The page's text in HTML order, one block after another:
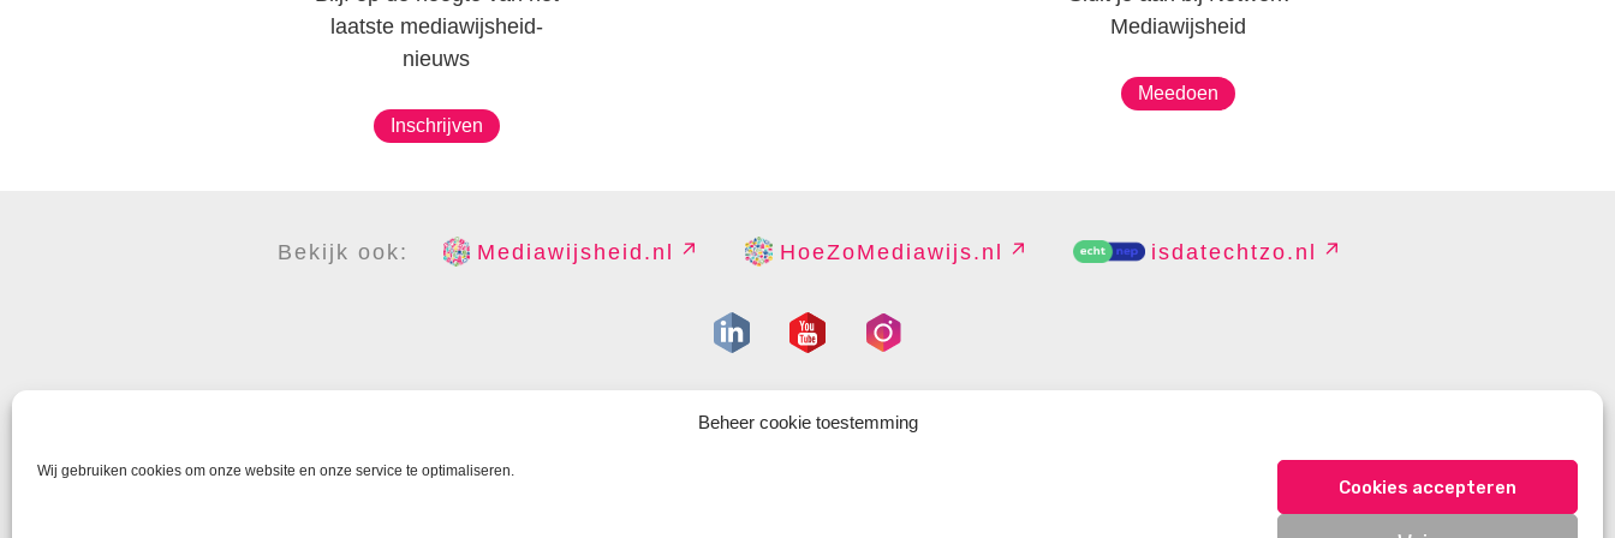
Beheer cookie toestemming
Wij gebruiken cookies om onze website en onze service te optimaliseren.
Cookies accepteren
laatste mediawijsheid-
nieuws
Inschrijven
Mediawijsheid
Meedoen
Bekijk ook: Mediawijsheid.nl HoeZoMediawijs.nl isdatechtzo.nl